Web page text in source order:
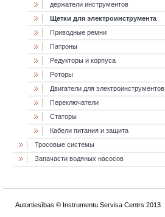
держатели инструментов
Щетки для электроинструмента
Приводные ремни
Патроны
Редукторы и корпуса
Роторы
Двигатели для электроинструментов
Переключатели
Статоры
Кабели питания и защита
Тросовые системы
Запачасти водяных насосов
Autortiesības © Instrumentu Servisa Centrs 2013